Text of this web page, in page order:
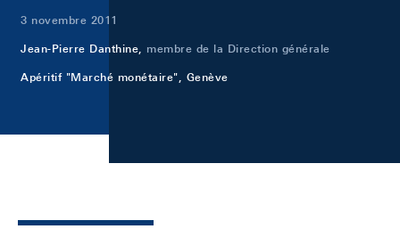
3 novembre 2011
Jean-Pierre Danthine, membre de la Direction générale
Apéritif "Marché monétaire", Genève